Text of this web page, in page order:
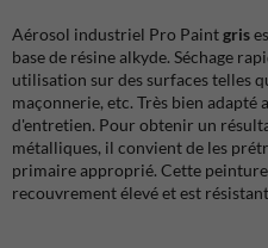
Aérosol industriel Pro Paintgris
base de résine alkyde. Séchage
utilisation sur des surfaces telles
maçonnerie, etc. Très bien
d'entretien. Pour obtenir un
métalliques, il convient de les
primaire approprié. Cette
recouvrement élevé et est